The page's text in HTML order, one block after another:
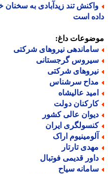
تند زیدآبادی به سخنان
است
داغ:
نیروهای شرکتی
گرجستانی
شرکتی
سرشناس
عالیشاه
دولت
عالی کشور
ایران
اراک
تارتار
قدیمی فوتبال
سیاح